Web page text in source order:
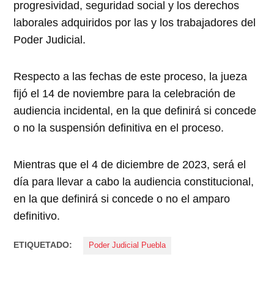
progresividad, seguridad social y los derechos
laborales adquiridos por las y los trabajadores del
Poder Judicial.
Respecto a las fechas de este proceso, la jueza
fijó el 14 de noviembre para la celebración de
audiencia incidental, en la que definirá si concede
o no la suspensión definitiva en el proceso.
Mientras que el 4 de diciembre de 2023, será el
día para llevar a cabo la audiencia constitucional,
en la que definirá si concede o no el amparo
definitivo.
ETIQUETADO: Poder Judicial Puebla